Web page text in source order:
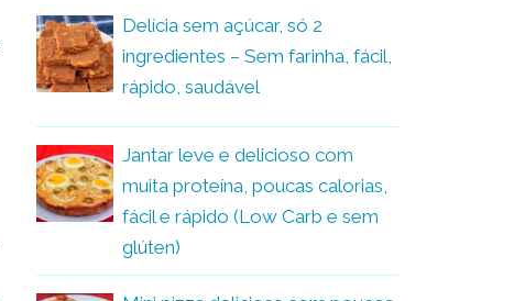
Delícia sem açúcar, só 2
ingredientes – Sem farinha, fácil,
rápido, saudável
Jantar leve e delicioso com
muita proteína, poucas calorias,
fácil e rápido (Low Carb e sem
glúten)